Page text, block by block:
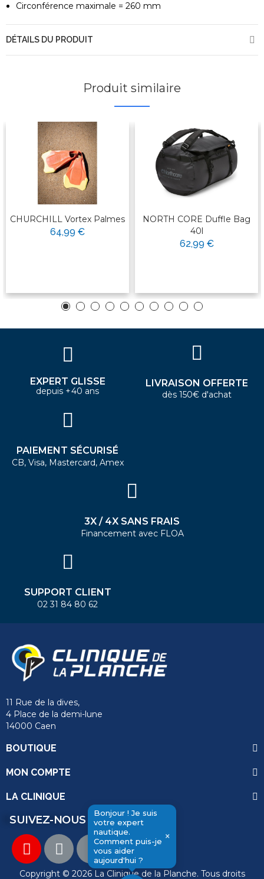
Circonférence maximale = 260 mm
DÉTAILS DU PRODUIT
Produit similaire
CHURCHILL Vortex Palmes
64,99 €
NORTH CORE Duffle Bag
40l
62,99 €
Bonjour ! Je suis
votre expert
nautique.
Comment puis-je
vous aider
aujourd'hui ?
×
EXPERT GLISSE
depuis +40 ans
LIVRAISON OFFERTE
dès 150€ d'achat
PAIEMENT SÉCURISÉ
CB, Visa, Mastercard, Amex
3X / 4X SANS FRAIS
Financement avec FLOA
SUPPORT CLIENT
02 31 84 80 62
11 Rue de la dives,
4 Place de la demi-lune
14000 Caen
BOUTIQUE
MON COMPTE
LA CLINIQUE
SUIVEZ-NOUS
Copyright © 2026 La Clinique de la Planche. Tous droits